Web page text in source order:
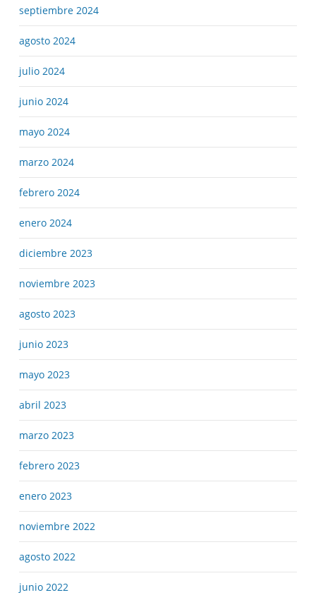
septiembre 2024
agosto 2024
julio 2024
junio 2024
mayo 2024
marzo 2024
febrero 2024
enero 2024
diciembre 2023
noviembre 2023
agosto 2023
junio 2023
mayo 2023
abril 2023
marzo 2023
febrero 2023
enero 2023
noviembre 2022
agosto 2022
junio 2022